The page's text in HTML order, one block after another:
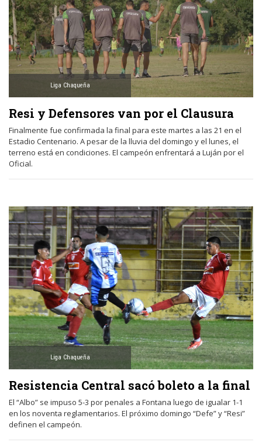
Liga Chaqueña
Resi y Defensores van por el Clausura
Finalmente fue confirmada la final para este martes a las 21 en el
Estadio Centenario. A pesar de la lluvia del domingo y el lunes, el
terreno está en condiciones. El campeón enfrentará a Luján por el
Oficial.
Liga Chaqueña
Resistencia Central sacó boleto a la final
El “Albo” se impuso 5-3 por penales a Fontana luego de igualar 1-1
en los noventa reglamentarios. El próximo domingo “Defe” y “Resi”
definen el campeón.